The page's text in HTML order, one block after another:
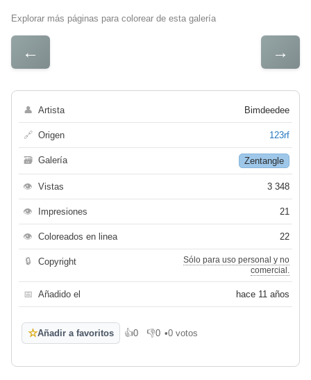
Explorar más páginas para colorear de esta galería
← →
👤 Artista Bimdeedee
🔗 Origen 123rf
🗃 Galería Zentangle
👁 Vistas 3 348
👁 Impresiones 21
👁 Coloreados en linea 22
🔒 Copyright
Sólo para uso personal y no
comercial.
📅 Añadido el hace 11 años
☆Añadir a favoritos 👍0
Me gusta
👎0
No me gusta
•0 votos